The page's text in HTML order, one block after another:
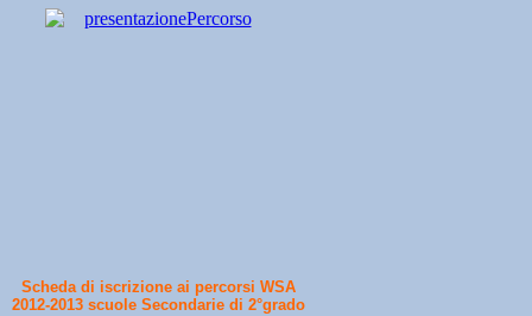
Scheda di iscrizione ai percorsi WSA
2012-2013 scuole Secondarie di 2°grado